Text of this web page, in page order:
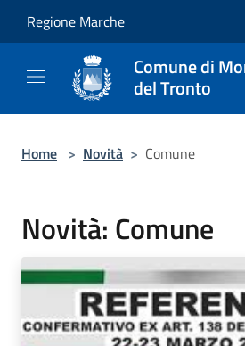
Regione Marche
Comune di
del Tronto
Home > Novità > Comune
Novità: Comune